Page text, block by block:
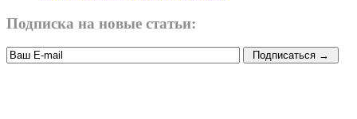
Подписка на новые статьи: